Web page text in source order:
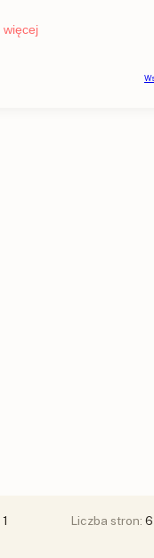
1
Liczba stron: